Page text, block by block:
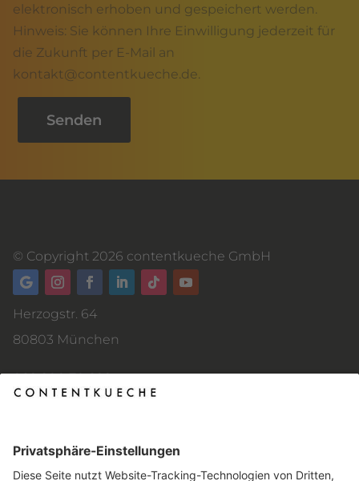
elektronisch erhoben und gespeichert werden.
Hinweis: Sie können Ihre Einwilligung jederzeit für
die Zukunft per E-Mail an
kontakt@contentkueche.de.
Senden
© Copyright 2026 contentkueche GmbH
Herzogstr. 64
80803 München
089 200 70 899
AGB